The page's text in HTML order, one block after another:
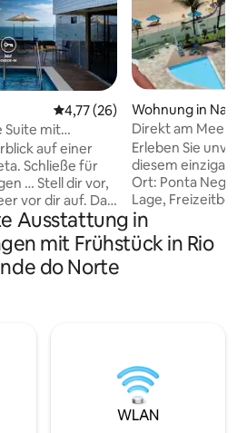
Durchschnittliche Bewertung:
4,77 (26)
Suite mit
auf einer
Schließe für
… Stell dir vor,
vor dir auf. Das
das Fenster fällt,
im Hintergrund
in einer
zu segeln,
ideal für
und
Wohnung in Natal
Direkt am Meer
Blick aufs Meer
Erleben Sie
diesem
Ort: Ponta Negra
Lage,
Meer, 24-
TV/Kabel. Der
Weihnachten zu
Schlafsofa.
tägliche Reinigung
(Bettwäsche/
bei der Ankunft
Ausstattung in
mit Frühstück in Rio
do Norte
WLAN